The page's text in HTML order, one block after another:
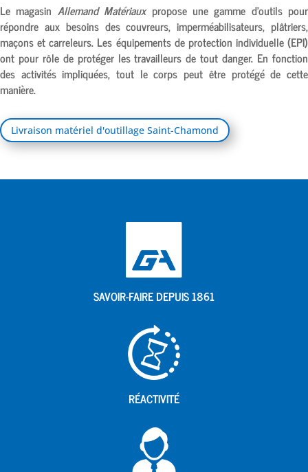
Le magasin Allemand Matériauxpropose une gamme d’outils pour
répondre aux besoins des couvreurs, imperméabilisateurs, plâtriers,
maçons et carreleurs. Les équipements de protection individuelle (EPI)
ont pour rôle de protéger les travailleurs de tout danger. En fonction
des activités impliquées, tout le corps peut être protégé de cette
manière.
Livraison matériel d'outillage Saint-Chamond
SAVOIR-FAIRE DEPUIS 1861
RÉACTIVITÉ